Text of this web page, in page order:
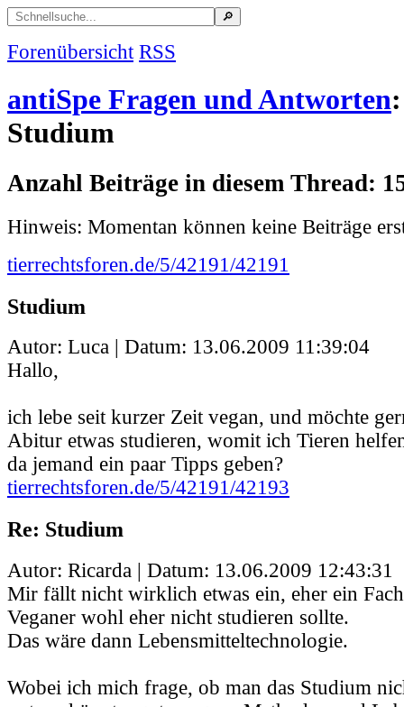
Forenübersicht RSS
antiSpe Fragen und Antworten:
Studium
Anzahl Beiträge in diesem Thread:
Hinweis: Momentan können keine Beiträge
tierrechtsforen.de/5/42191/42191
Studium
Autor: Luca | Datum: 13.06.2009 11:39:04
Hallo,
ich lebe seit kurzer Zeit vegan, und möchte
Abitur etwas studieren, womit ich Tieren
da jemand ein paar Tipps geben?
tierrechtsforen.de/5/42191/42193
Re: Studium
Autor: Ricarda | Datum: 13.06.2009 12:43:31
Mir fällt nicht wirklich etwas ein, eher ein
Veganer wohl eher nicht studieren sollte.
Das wäre dann Lebensmitteltechnologie.
Wobei ich mich frage, ob man das Studium